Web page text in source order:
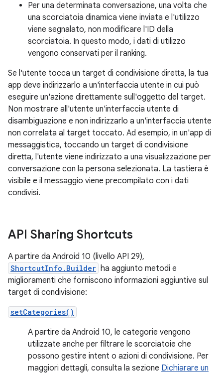
Per una determinata conversazione, una volta che
una scorciatoia dinamica viene inviata e l'utilizzo
viene segnalato, non modificare l'ID della
scorciatoia. In questo modo, i dati di utilizzo
vengono conservati per il ranking.
Se l'utente tocca un target di condivisione diretta, la tua
app deve indirizzarlo a un'interfaccia utente in cui può
eseguire un'azione direttamente sull'oggetto del target.
Non mostrare all'utente un'interfaccia utente di
disambiguazione e non indirizzarlo a un'interfaccia utente
non correlata al target toccato. Ad esempio, in un'app di
messaggistica, toccando un target di condivisione
diretta, l'utente viene indirizzato a una visualizzazione per
conversazione con la persona selezionata. La tastiera è
visibile e il messaggio viene precompilato con i dati
condivisi.
API Sharing Shortcuts
A partire da Android 10 (livello API 29),
ShortcutInfo.Builder ha aggiunto metodi e
miglioramenti che forniscono informazioni aggiuntive sul
target di condivisione:
setCategories()
A partire da Android 10, le categorie vengono
utilizzate anche per filtrare le scorciatoie che
possono gestire intent o azioni di condivisione. Per
maggiori dettagli, consulta la sezione Dichiarare un